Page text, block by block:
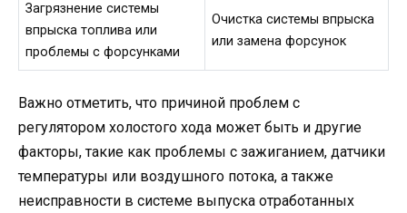
Загрязнение системы
впрыска топлива или
проблемы с форсунками
Очистка системы впрыска
или замена форсунок
Важно отметить, что причиной проблем с
регулятором холостого хода может быть и другие
факторы, такие как проблемы с зажиганием, датчики
температуры или воздушного потока, а также
неисправности в системе выпуска отработанных